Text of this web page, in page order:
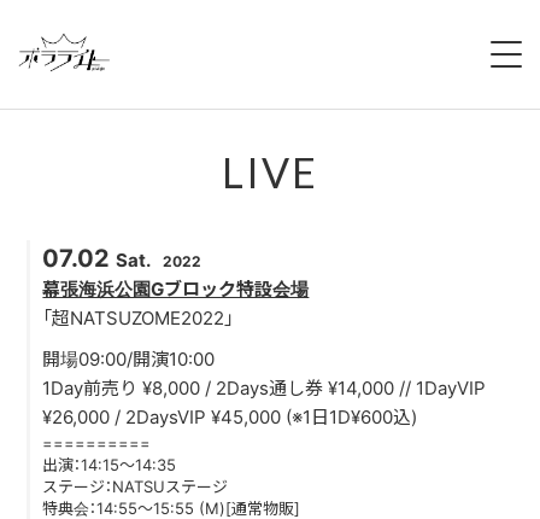
NEWS
MEMBERS
CAMPAIGN
LIVE
07.02 Sat. 2022
幕張海浜公園Gブロック特設会場
「超NATSUZOME2022」
開場09:00/開演10:00
1Day前売り ¥8,000 / 2Days通し券 ¥14,000 // 1DayVIP
¥26,000 / 2DaysVIP ¥45,000 (※1日1D¥600込)
==========
出演：14:15〜14:35
ステージ：NATSUステージ
特典会：14:55〜15:55 (M)[通常物販]